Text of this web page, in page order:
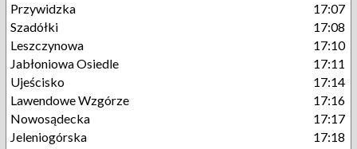
Przywidzka
17:07
Szadółki
17:08
Leszczynowa
17:10
Jabłoniowa Osiedle
17:11
Ujeścisko
17:14
Lawendowe Wzgórze
17:16
Nowosądecka
17:17
Jeleniogórska
17:18